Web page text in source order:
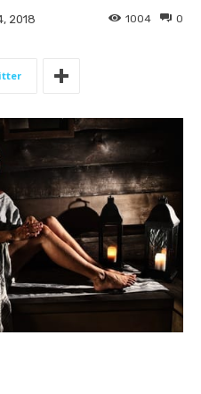
2018 0
1004